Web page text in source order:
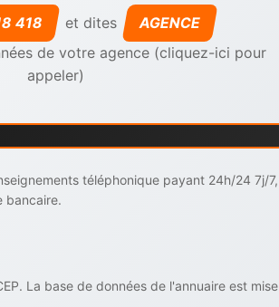
418 et dites
AGENCE
de votre agence (cliquez-ici pour
appeler)
téléphonique payant 24h/24 7j/7,
bancaire.
La base de données de l'annuaire est mise